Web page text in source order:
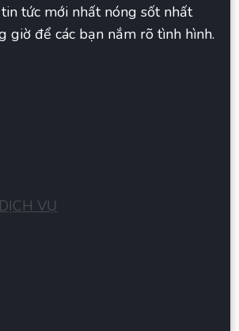
tức mới nhất nóng sốt nhất
giờ để các bạn nắm rõ tình hình.
VỤ